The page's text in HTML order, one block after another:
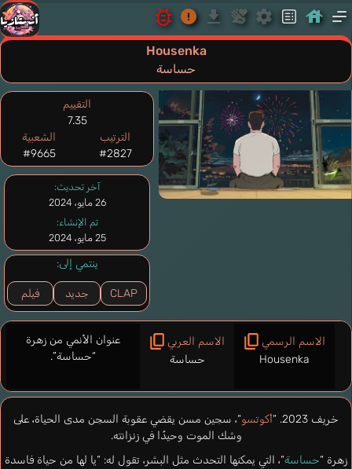
Housenka
حساسة
آخر تحديث:
26 مايو، 2024
تم الإنشاء:
25 مايو، 2024
ينتمي إلى:
CLAP جديد فيلم
خريف 2023. “ أكوتسو“، سجين مسن يقضي عقوبة السجن مدى الحياة، على
وشك الموت وحيدًا في زنزانته.
زهرة “حساسة“، التي يمكنها التحدث مثل البشر، تقول له: “يا لها من حياة فاسدة
الاسم الرسمي
Housenka
الاسم العربي
حساسة
عنوان الأنمي من زهرة
“حساسة”.
التقييم
7.35
الترتيب
#2827
الشعبية
#9665